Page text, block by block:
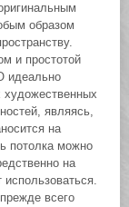
образом
и простотой
идеально
художественных
являясь,
на
потолка можно
на
всего